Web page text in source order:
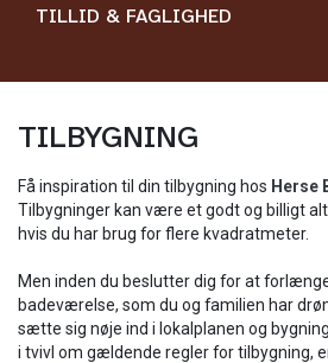
TILLID & FAGLIGHED
TILBYGNING
​Få inspiration til din tilbygning hos Herse
Tilbygninger kan være et godt og billigt
hvis du har brug for flere kvadratmeter.
Men inden du beslutter dig for at
badeværelse, som du og familien har
sætte sig nøje ind i lokalplanen og
i tvivl om gældende regler for tilbygning,